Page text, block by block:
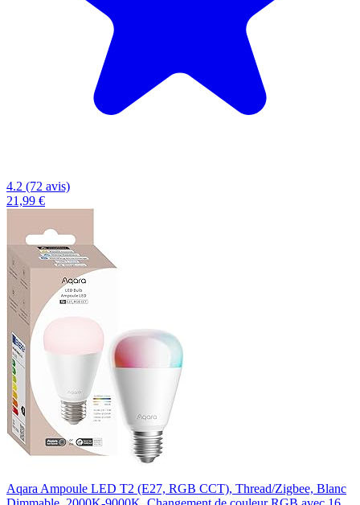
4.2 (72 avis)
21,99 €
Aqara Ampoule LED T2 (E27, RGB CCT), Thread/Zigbee, Blanc